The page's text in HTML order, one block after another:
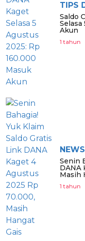
TIPS
Saldo
Selasa
Akun
1 tahun
NEWS
Senin
DANA
Masih
1 tahun